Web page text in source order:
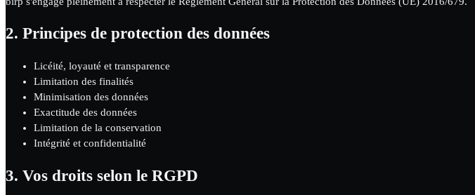
2. Principes de protection des données
Licéité, loyauté et transparence
Limitation des finalités
Minimisation des données
Exactitude des données
Limitation de la conservation
Intégrité et confidentialité
3. Vos droits selon le RGPD